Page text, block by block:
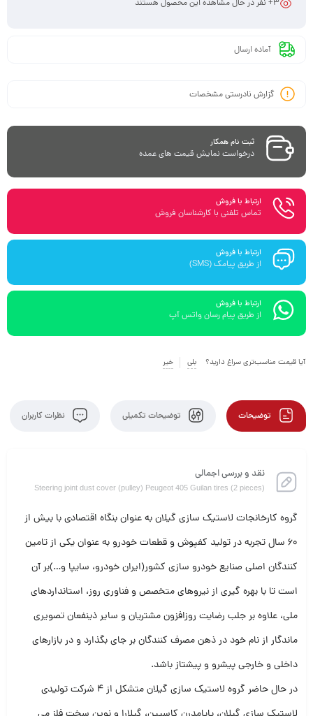
3+ نفر در حال مشاهده این محصول هستند
آماده ارسال
گزارش نادرستی مشخصات
ثبت نام همکار
درخواست نمایش قیمت های عمده
ارتباط با فروش
تماس تلفنی با کارشناسان فروش
ارتباط با فروش
از طریق پیامک (SMS)
ارتباط با فروش
از طریق پیام رسان واتس آپ
آیا قیمت مناسب‌تری سراغ دارید؟ بلی خیر
توضیحات توضیحات تکمیلی نظرات کاربران
نقد و بررسی اجمالی
Steering joint dust cover (pulley) Peugeot 405 Guilan tires (2 pieces)
گروه کارخانجات لاستیک سازی گیلان به عنوان بنگاه اقتصادی با بیش از
60 سال تجربه در تولید کفپوش و قطعات خودرو به عنوان یکی از تامین
کنندگان اصلی صنایع خودرو سازی کشور(ایران خودرو، سایپا و…)بر آن
است تا با بهره گیری از نیروهای متخصص و فناوری روز، استانداردهای
ملی، علاوه بر جلب رضایت روزافزون مشتریان و سایر ذینفعان تصویری
ماندگار از نام خود در ذهن مصرف کنندگان بر جای بگذارد و در بازارهای
داخلی و خارجی پیشرو و پیشتاز باشد.
در حال حاضر گروه لاستیک سازی گیلان متشکل از 4 شرکت تولیدی